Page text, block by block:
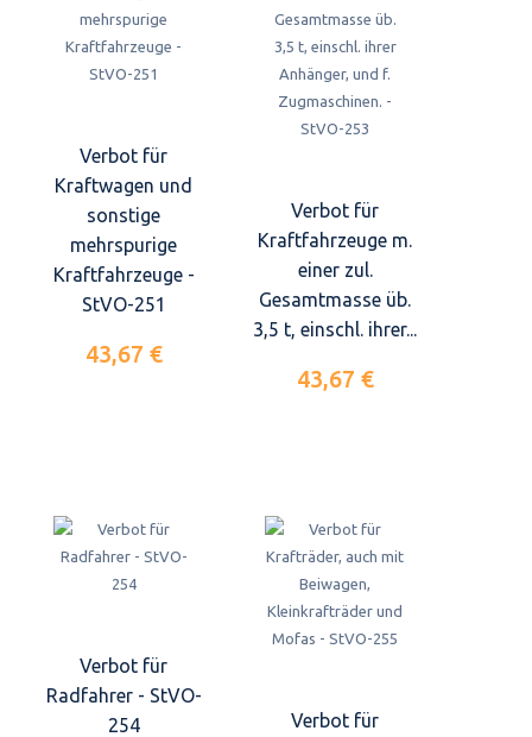
Verbot für
Kraftwagen und
sonstige
mehrspurige
Kraftfahrzeuge -
StVO-251
43,67 €
Verbot für
Kraftfahrzeuge m.
einer zul.
Gesamtmasse üb.
3,5 t, einschl. ihrer...
43,67 €
Verbot für
Radfahrer - StVO-
254
Verbot für